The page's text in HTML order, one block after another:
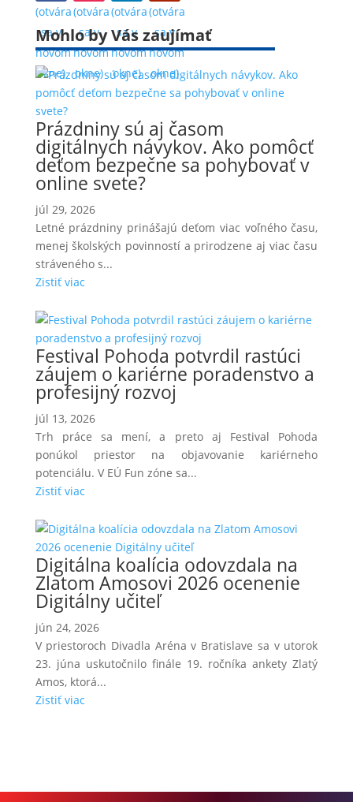
(otvára
sa v
novom
okne)
(otvára
sa v
novom
okne)
(otvára
sa v
novom
okne)
(otvára
sa v
novom
okne)
Mohlo by Vás zaujímať
Prázdniny sú aj časom
digitálnych návykov. Ako pomôcť
deťom bezpečne sa pohybovať v
online svete?
júl 29, 2026
Letné prázdniny prinášajú deťom viac voľného času,
menej školských povinností a prirodzene aj viac času
stráveného s...
Zistiť viac
Festival Pohoda potvrdil rastúci
záujem o kariérne poradenstvo a
profesijný rozvoj
júl 13, 2026
Trh práce sa mení, a preto aj Festival Pohoda
ponúkol priestor na objavovanie kariérneho
potenciálu. V EÚ Fun zóne sa...
Zistiť viac
Digitálna koalícia odovzdala na
Zlatom Amosovi 2026 ocenenie
Digitálny učiteľ
jún 24, 2026
V priestoroch Divadla Aréna v Bratislave sa v utorok
23. júna uskutočnilo finále 19. ročníka ankety Zlatý
Amos, ktorá...
Zistiť viac